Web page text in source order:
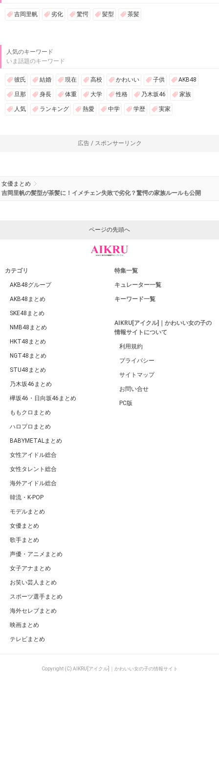
吉岡里帆 劣化 驚愕 髪型 茶髪
人気のキーワード
いま話題のキーワード
彼氏 結婚 現在 高校 かわいい 子供 AKB48
旦那 身長 体重 大学 性格 乃木坂46 家族
人気 ランキング 熱愛 中学 学歴 実家
広告 / スポンサーリンク
女優まとめ
吉岡里帆の髪型が茶髪に！イメチェン失敗で劣化？驚愕の家族ルールも公開
ページの先頭へ
カテゴリ
AKB48グループ
AKB48まとめ
SKE48まとめ
NMB48まとめ
HKT48まとめ
NGT48まとめ
STU48まとめ
乃木坂46まとめ
欅坂46・日向坂46まとめ
ももクロまとめ
ハロプロまとめ
BABYMETALまとめ
女性アイドル総合
女性タレント総合
海外アイドル総合
韓流・K-POP
モデルまとめ
女優まとめ
歌手まとめ
声優・アニメまとめ
女子アナまとめ
お笑い芸人まとめ
スポーツ選手まとめ
海外セレブまとめ
映画まとめ
テレビまとめ
特集一覧
キュレーター一覧
キーワード一覧
AIKRU[アイクル]｜かわいい女の子の
情報サイトについて
利用規約
プライバシー
サイトマップ
お問い合せ
PC版
Copyright (C) AIKRU[アイクル]｜かわいい女の子の情報サイト